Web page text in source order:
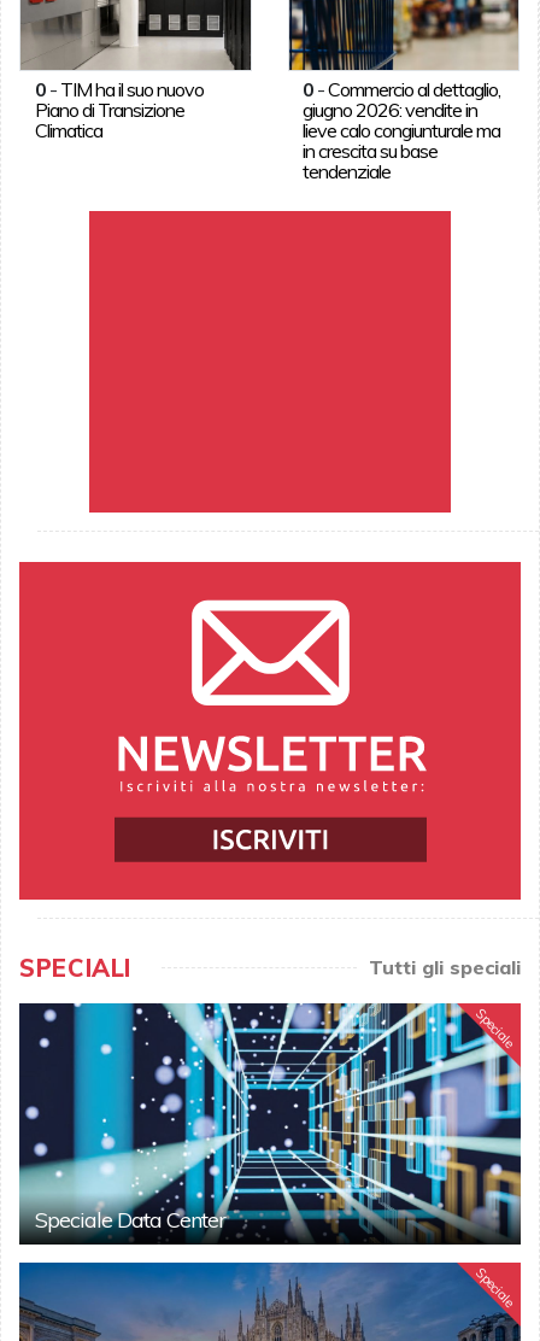
0- TIM ha il suo nuovo
Piano di Transizione
Climatica
0 -Commercio al dettaglio,
giugno 2026: vendite in
lieve calo congiunturale ma
in crescita su base
tendenziale
SPECIALI Tutti gli speciali
Speciale
Speciale Data Center
Speciale